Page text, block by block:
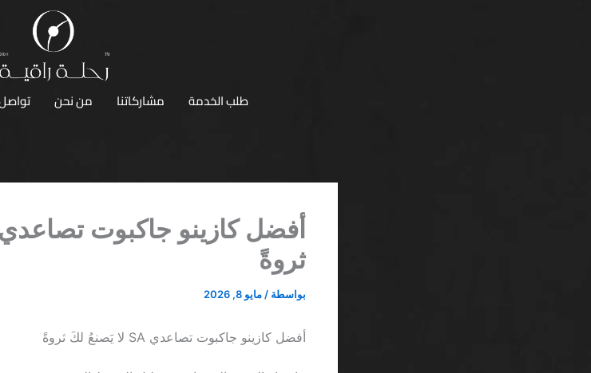
طلب الخدمة مشاركاتنا من نحن
ثروةً
بواسطة / مايو 8, 2026
أفضل كازينو جاكبوت تصاعدي SA لا يَصنعُ لكَ ثروةً